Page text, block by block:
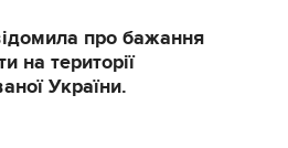
про бажання
на території
України.